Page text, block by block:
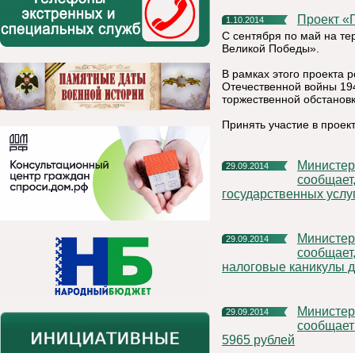
1.10.2014 Проект
С сентября по май на
Великой Победы».
В рамках этого проекта
Отечественной войны
торжественной
Принять участие в
29.09.2014
Министерство экономического развития Республики Коми
государственных
29.09.2014
Министерство экономического развития Республики Коми
налоговые каникулы
29.09.2014
Министерство экономического развития Республики Коми
5965 рублей